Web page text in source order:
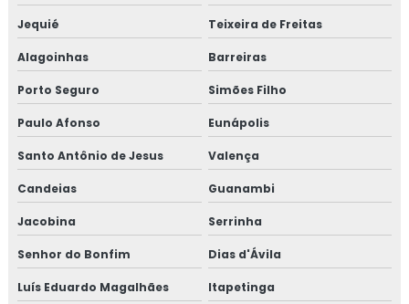
Jequié Teixeira de Freitas
Alagoinhas Barreiras
Porto Seguro Simões Filho
Paulo Afonso Eunápolis
Santo Antônio de Jesus Valença
Candeias Guanambi
Jacobina Serrinha
Senhor do Bonfim Dias d'Ávila
Luís Eduardo Magalhães Itapetinga